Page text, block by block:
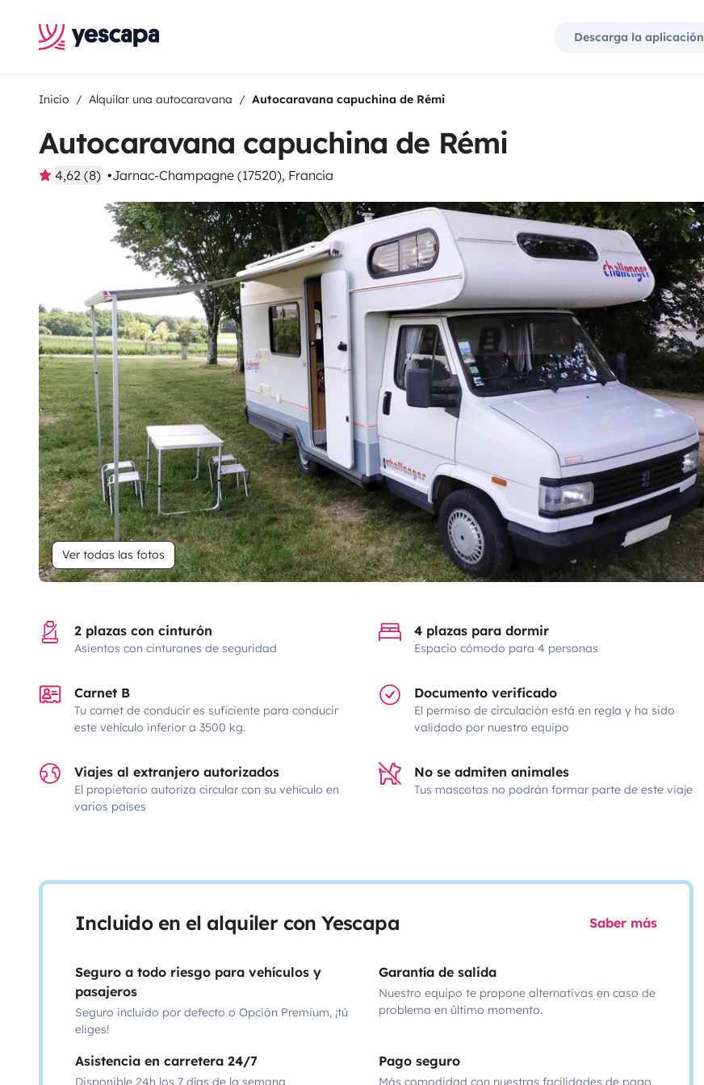
Descarga la aplicación
Inicio Alquilar una autocaravana Autocaravana capuchina de Rémi
Autocaravana capuchina de Rémi
4,62 (8) Jarnac-Champagne (17520), Francia
Ver todas las fotos
2 plazas con cinturón
Asientos con cinturones de seguridad
4 plazas para dormir
Espacio cómodo para 4 personas
Carnet B
Tu carnet de conducir es suficiente para conducir
este vehículo inferior a 3500 kg.
Documento verificado
El permiso de circulación está en regla y ha sido
validado por nuestro equipo
Viajes al extranjero autorizados
El propietario autoriza circular con su vehículo en
varios países
No se admiten animales
Tus mascotas no podrán formar parte de este viaje
Incluido en el alquiler con Yescapa Saber más
Seguro a todo riesgo para vehículos y
pasajeros
Seguro incluido por defecto o Opción Premium, ¡tú
eliges!
Garantía de salida
Nuestro equipo te propone alternativas en caso de
problema en último momento.
Asistencia en carretera 24/7
Disponible 24h los 7 días de la semana
Pago seguro
Más comodidad con nuestras facilidades de pago